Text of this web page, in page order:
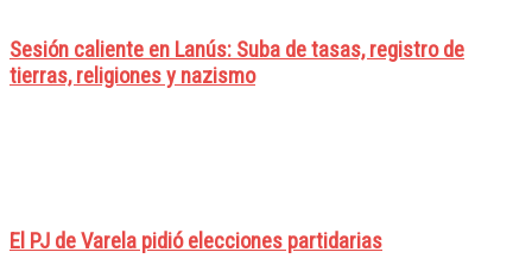
Sesión caliente en Lanús: Suba de tasas, registro de
tierras, religiones y nazismo
El PJ de Varela pidió elecciones partidarias